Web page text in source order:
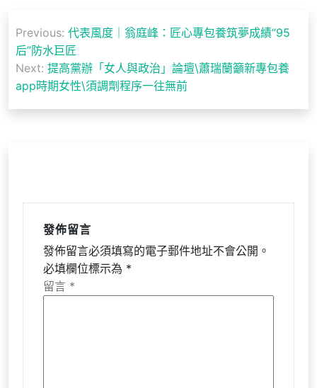
章
導
覽
Previous: 代表風度｜翁庭峰：匠心專包養筑夢成績“95
后”防水巨匠
Next: 提高黨辦「女人與政治」論壇\蕭瑞蘭籲新專包養
app時期女性\須調劑程序一往無前
發佈留言
發佈留言必須填寫的電子郵件地址不會公開。
必填欄位標示為 *
留言 *